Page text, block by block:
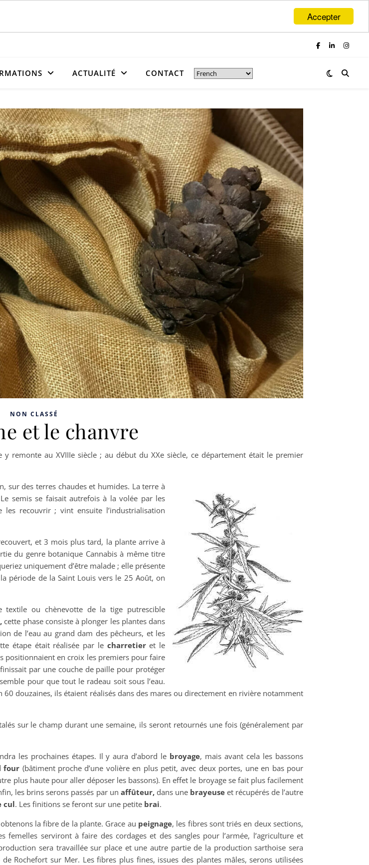
Accepter
ACTUALITÉ CONTACT
NON CLASSÉ
et le chanvre
remonte au XVIIIe siècle ; au début du XXe siècle, ce département était le premier
sur des terres chaudes et humides. La terre à
semis se faisait autrefois à la volée par les
recouvrir ; vint ensuite l’industrialisation
et 3 mois plus tard, la plante arrive à
du genre botanique Cannabis à même titre
uniquement d’être malade ; elle présente
période de la Saint Louis vers le 25 Août, on
ou chènevotte de la tige putrescible
cette phase consiste à plonger les plantes dans
de l’eau au grand dam des pêcheurs, et les
étape était réalisée par le charretieret le
positionnaient en croix les premiers pour faire
par une couche de paille pour protéger
pour que tout le radeau soit sous l’eau.
douzaines, ils étaient réalisés dans des mares ou directement en rivière notamment
sur le champ durant une semaine, ils seront retournés une fois (généralement par
les prochaines étapes. Il y aura d’abord le broyage, mais avant cela les bassons
four (bâtiment proche d’une volière en plus petit, avec deux portes, une en bas pour
plus haute pour aller déposer les bassons). En effet le broyage se fait plus facilement
les brins serons passés par un affûteur,dans une brayeuse et récupérés de l’autre
cul. Les finitions se feront sur une petite brai.
la fibre de la plante. Grace au peignage, les fibres sont triés en deux sections,
femelles serviront à faire des cordages et des sangles pour l’armée, l’agriculture et
sera travaillée sur place et une autre partie de la production sarthoise sera
Rochefort sur Mer. Les fibres plus fines, issues des plantes mâles, serons utilisées